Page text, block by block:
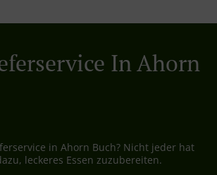
In Ahorn
in Ahorn Buch? Nicht jeder hat
leckeres Essen zuzubereiten.